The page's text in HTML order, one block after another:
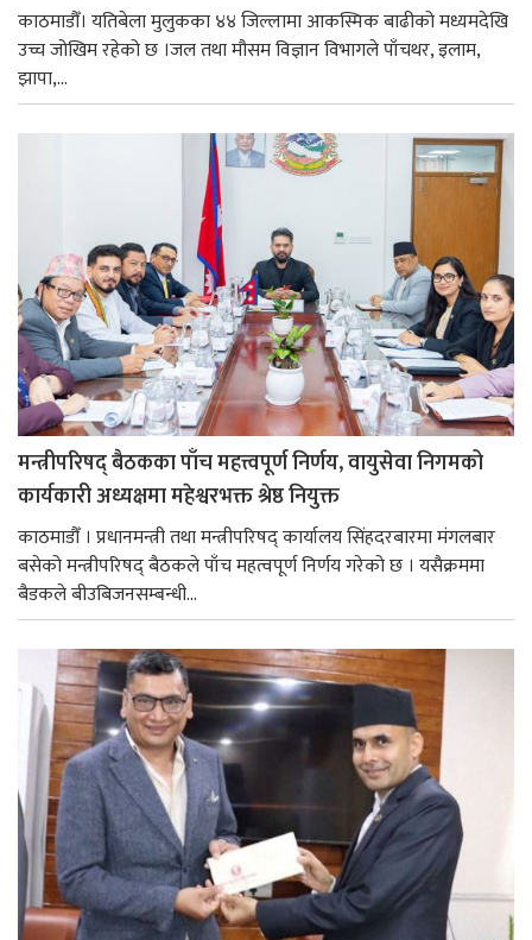
काठमाडौँ। यतिबेला मुलुकका ४४ जिल्लामा आकस्मिक बाढीको मध्यमदेखि
उच्च जोखिम रहेको छ ।जल तथा मौसम विज्ञान विभागले पाँचथर, इलाम,
झापा,...
मन्त्रीपरिषद् बैठकका पाँच महत्त्वपूर्ण निर्णय, वायुसेवा निगमको
कार्यकारी अध्यक्षमा महेश्वरभक्त श्रेष्ठ नियुक्त
काठमाडौँ । प्रधानमन्त्री तथा मन्त्रीपरिषद् कार्यालय सिंहदरबारमा मंगलबार
बसेको मन्त्रीपरिषद् बैठकले पाँच महत्वपूर्ण निर्णय गरेको छ । यसैक्रममा
बैडकले बीउबिजनसम्बन्धी...